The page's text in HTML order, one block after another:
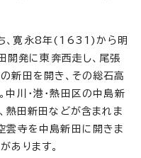
、寛永8年(1631)から明
発に東奔西走し、尾張
新田を開き、その総石高
川・港・熱田区の中島新
熱田新田などが含まれま
雲寺を中島新田に開きま
あります。